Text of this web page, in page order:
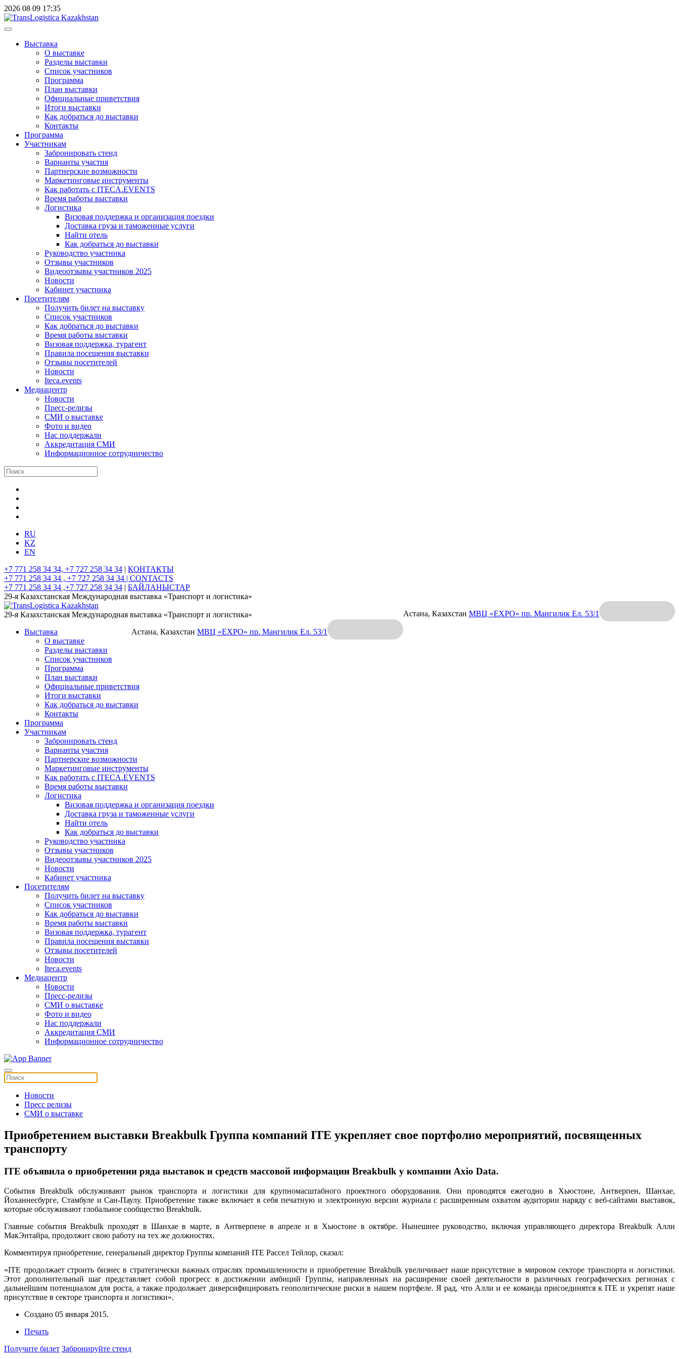
2026 08 09 17:35
Выставка
О выставке
Разделы выставки
Список участников
Программа
План выставки
Официальные приветствия
Итоги выставки
Как добраться до выставки
Контакты
Программа
Участникам
Забронировать стенд
Варианты участия
Партнерские возможности
Маркетинговые инструменты
Как работать с ITECA.EVENTS
Время работы выставки
Логистика
Визовая поддержка и организация поездки
Доставка груза и таможенные услуги
Найти отель
Как добраться до выставки
Руководство участника
Отзывы участников
Видеоотзывы участников 2025
Новости
Кабинет участника
Посетителям
Получить билет на выставку
Список участников
Как добраться до выставки
Время работы выставки
Визовая поддержка, турагент
Правила посещения выставки
Отзывы посетителей
Новости
Iteca.events
Медиацентр
Новости
Пресс-релизы
СМИ о выставке
Фото и видео
Нас поддержали
Аккредитация СМИ
Информационное сотрудничество
RU
KZ
EN
+7 771 258 34 34, +7 727 258 34 34 | КОНТАКТЫ
+7 771 258 34 34 , +7 727 258 34 34 | CONTACTS
+7 771 258 34 34 ,+7 727 258 34 34 | БАЙЛАНЫСТАР
29-я Казахстанская Международная выставка «Транспорт и логистика»
Астана, Казахстан МВЦ «EXPO» пр. Мангилик Ел. 53/1
29-я Казахстанская Международная выставка «Транспорт и логистика»
Астана, Казахстан МВЦ «EXPO» пр. Мангилик Ел. 53/1
Выставка
О выставке
Разделы выставки
Список участников
Программа
План выставки
Официальные приветствия
Итоги выставки
Как добраться до выставки
Контакты
Программа
Участникам
Забронировать стенд
Варианты участия
Партнерские возможности
Маркетинговые инструменты
Как работать с ITECA.EVENTS
Время работы выставки
Логистика
Визовая поддержка и организация поездки
Доставка груза и таможенные услуги
Найти отель
Как добраться до выставки
Руководство участника
Отзывы участников
Видеоотзывы участников 2025
Новости
Кабинет участника
Посетителям
Получить билет на выставку
Список участников
Как добраться до выставки
Время работы выставки
Визовая поддержка, турагент
Правила посещения выставки
Отзывы посетителей
Новости
Iteca.events
Медиацентр
Новости
Пресс-релизы
СМИ о выставке
Фото и видео
Нас поддержали
Аккредитация СМИ
Информационное сотрудничество
Новости
Пресс релизы
СМИ о выставке
Приобретением выставки Breakbulk Группа компаний ITE укрепляет свое портфолио мероприятий, посвященных
транспорту
ITE объявила о приобретении ряда выставок и средств массовой информации Breakbulk у компании Axio Data.
События Breakbulk обслуживают рынок транспорта и логистики для крупномасштабного проектного оборудования. Они проводятся ежегодно в Хьюстоне, Антверпен, Шанхае,
Йоханнесбурге, Стамбуле и Сан-Паулу. Приобретение также включает в себя печатную и электронную версии журнала с расширенным охватом аудитории наряду с веб-сайтами выставок,
которые обслуживают глобальное сообщество Breakbulk.
Главные события Breakbulk проходят в Шанхае в марте, в Антверпене в апреле и в Хьюстоне в октябре. Нынешнее руководство, включая управляющего директора Breakbulk Алли
МакЭнтайра, продолжит свою работу на тех же должностях.
Комментируя приобретение, генеральный директор Группы компаний ITE Рассел Тейлор, сказал:
«ITE продолжает строить бизнес в стратегически важных отраслях промышленности и приобретение Breakbulk увеличивает наше присутствие в мировом секторе транспорта и логистики.
Этот дополнительный шаг представляет собой прогресс в достижении амбиций Группы, направленных на расширение своей деятельности в различных географических регионах с
дальнейшим потенциалом для роста, а также продолжает диверсифицировать геополитические риски в нашем портфеле. Я рад, что Алли и ее команда присоединятся к ITE и укрепят наше
присутствие в секторе транспорта и логистики».
Создано 05 января 2015.
Печать
Получите билет Забронируйте стенд